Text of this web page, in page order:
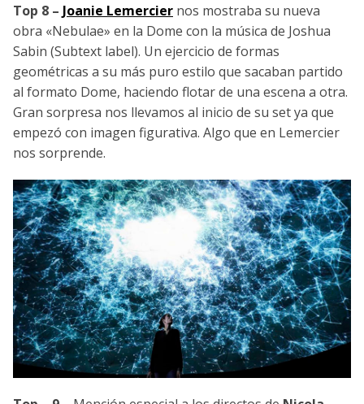
Top 8 – Joanie Lemercier nos mostraba su nueva
obra «Nebulae» en la Dome con la música de Joshua
Sabin (Subtext label). Un ejercicio de formas
geométricas a su más puro estilo que sacaban partido
al formato Dome, haciendo flotar de una escena a otra.
Gran sorpresa nos llevamos al inicio de su set ya que
empezó con imagen figurativa. Algo que en Lemercier
nos sorprende.